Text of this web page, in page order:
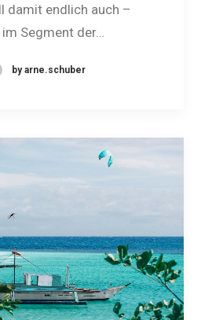
damit endlich auch –
Segment der…
by arne.schuber